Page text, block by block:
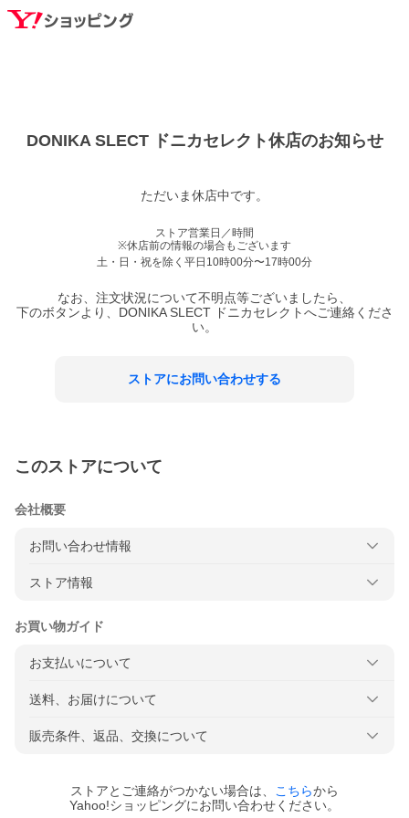
DONIKA SLECT ドニカセレクト休店のお知らせ
ただいま休店中です。
ストア営業日／時間
※休店前の情報の場合もございます
土・日・祝を除く平日 10時00分〜17時00分
なお、注文状況について不明点等ございましたら、
下のボタンより、 DONIKA SLECT ドニカセレクトへご連絡くださ
い。
ストアにお問い合わせする
このストアについて
会社概要
お問い合わせ情報
ストア情報
お買い物ガイド
お支払いについて
送料、お届けについて
販売条件、返品、交換について
ストアとご連絡がつかない場合は、 こちらから
Yahoo!ショッピングにお問い合わせください。